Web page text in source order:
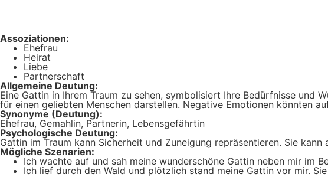
Assoziationen:
Ehefrau
Heirat
Liebe
Partnerschaft
Allgemeine Deutung:
Eine Gattin in Ihrem Traum zu sehen, symbolisiert Ihre Bedürfnisse und
für einen geliebten Menschen darstellen. Negative Emotionen könnten
Synonyme (Deutung):
Ehefrau, Gemahlin, Partnerin, Lebensgefährtin
Psychologische Deutung:
Gattin im Traum kann Sicherheit und Zuneigung repräsentieren. Sie
Mögliche Szenarien:
Ich wachte auf und sah meine wunderschöne Gattin neben mir im
Ich lief durch den Wald und plötzlich stand meine Gattin vor mir.